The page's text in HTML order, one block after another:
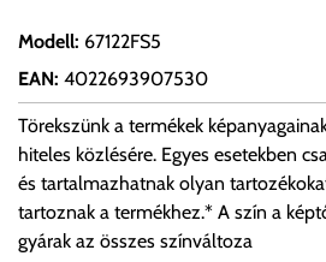
Modell: 67122FS5
EAN: 4022693907530
Törekszünk a termékek
hiteles közlésére. Egyes esetekben
és tartalmazhatnak olyan
tartoznak a termékhez.* A szín a
gyárak az összes színváltoza